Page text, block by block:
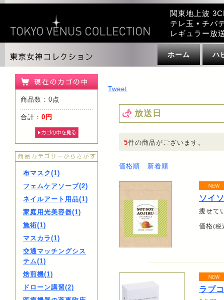
関東地上波
テレ玉 • チバ
レギュラー放
ホーム ハ
商品数：0点
合計： 0円
布マスク(1)
フェムケアソープ(2)
ネイルアート用品(1)
家庭用光美容器(1)
施術(1)
マスカラ(1)
交通マッチングシス
テム(1)
焙煎機(1)
ドローン講習(2)
Tweet
放送日
5件の商品がございます。
価格順 新着順
ソイ
痩せて
価格(税
ラブ